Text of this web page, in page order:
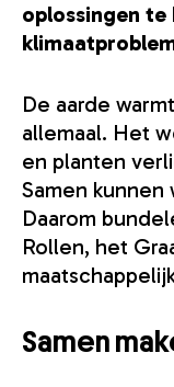
oplossingen
De aarde
allemaal. Het
en planten
Samen
Daarom
Rollen, het
Samen